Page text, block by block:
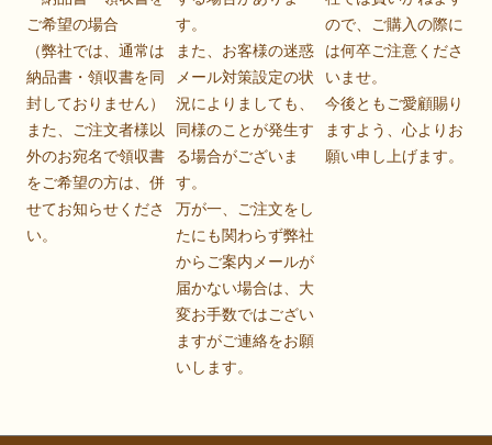
ご希望の場合
（弊社では、通常は
納品書・領収書を同
封しておりません）
また、ご注文者様以
外のお宛名で領収書
をご希望の方は、併
せてお知らせくださ
い。
す。
また、お客様の迷惑
メール対策設定の状
況によりましても、
同様のことが発生す
る場合がございま
す。
万が一、ご注文をし
たにも関わらず弊社
からご案内メールが
届かない場合は、大
変お手数ではござい
ますがご連絡をお願
いします。
ので、ご購入の際に
は何卒ご注意くださ
いませ。
今後ともご愛顧賜り
ますよう、心よりお
願い申し上げます。